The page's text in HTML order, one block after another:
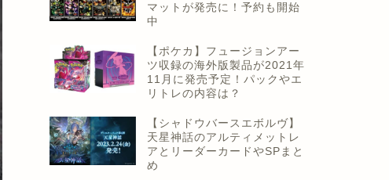
マットが発売に！予約も開始
中
【ポケカ】フュージョンアー
ツ収録の海外版製品が2021年
11月に発売予定！パックやエ
リトレの内容は？
【シャドウバースエボルヴ】
天星神話のアルティメットレ
アとリーダーカードやSPまと
め